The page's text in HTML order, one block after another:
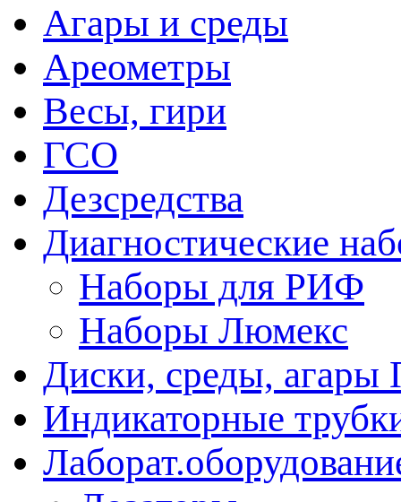
Агары и среды
Ареометры
Весы, гири
ГСО
Дезсредства
Диагностические
Наборы для РИФ
Наборы Люмекс
Диски, среды, агары
Индикаторные